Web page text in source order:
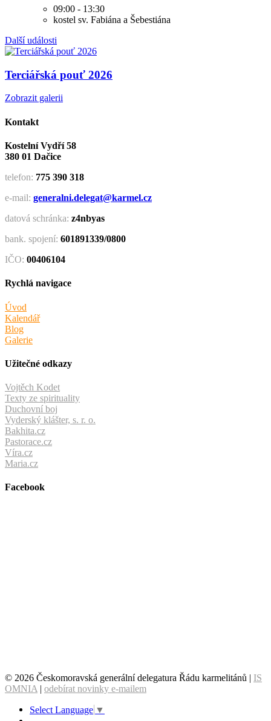
09:00 - 13:30
kostel sv. Fabiána a Šebestiána
Další události
Terciářská pouť 2026
Zobrazit galerii
Kontakt
Kostelní Vydří 58
380 01 Dačice
telefon: 775 390 318
e-mail: generalni.delegat@karmel.cz
datová schránka: z4nbyas
bank. spojení: 601891339/0800
IČO: 00406104
Rychlá navigace
Úvod
Kalendář
Blog
Galerie
Užitečné odkazy
Vojtěch Kodet
Texty ze spirituality
Duchovní boj
Vyderský klášter, s. r. o.
Bakhita.cz
Pastorace.cz
Víra.cz
Maria.cz
Facebook
© 2026 Českomoravská generální delegatura Řádu karmelitánů | IS
OMNIA | odebírat novinky e-mailem
Select Language ▼